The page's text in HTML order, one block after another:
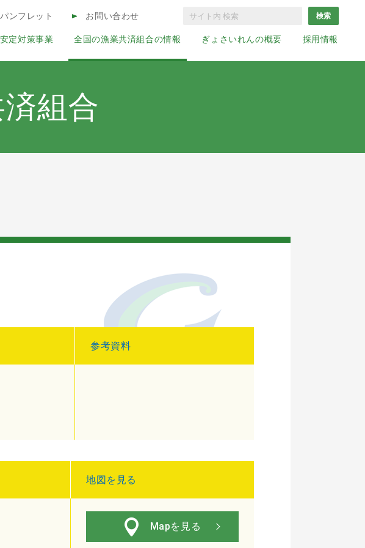
定対策事業 全国の漁業共済組合の情報 ぎょさいれんの概要 採用情報
パンフレット お問い合わせ
組合
参考資料
地図を見る
Mapを見る